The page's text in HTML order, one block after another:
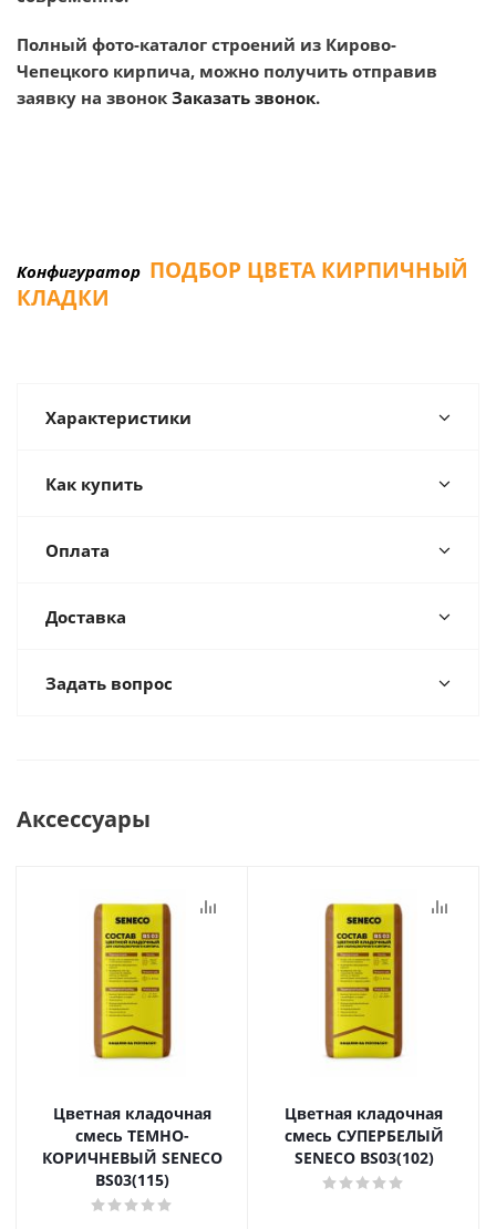
Полный фото-каталог строений из Кирово-
Чепецкого кирпича, можно получить отправив
заявку на звонок Заказать звонок.
Конфигуратор ПОДБОР ЦВЕТА КИРПИЧНЫЙ
КЛАДКИ
Характеристики
Как купить
Оплата
Доставка
Задать вопрос
Аксессуары
Цветная кладочная
смесь ТЕМНО-
КОРИЧНЕВЫЙ SENECO
BS03(115)
Цветная кладочная
смесь СУПЕРБЕЛЫЙ
SENECO BS03(102)